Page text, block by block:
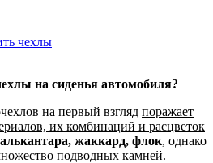
чехлы
на сиденья автомобиля?
на первый взгляд поражает
их комбинаций и расцветок
жаккард, флок, однако
подводных камней.